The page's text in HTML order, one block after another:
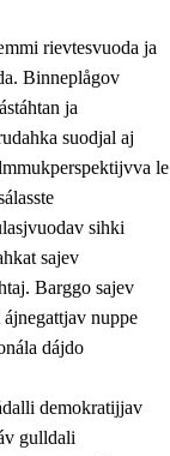
rievtesvuoda ja
Binneplågov
ja
suodjal aj
le
sihki
sajev
Barggo sajev
nuppe
dájdo
demokratijjav
gulldali